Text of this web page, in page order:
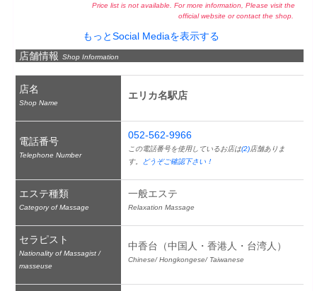
Price list is not available. For more information, Please visit the
official website or contact the shop.
もっとSocial Mediaを表示する
店舗情報 Shop Information
店名
Shop Name
エリカ名駅店
電話番号
Telephone Number
052-562-9966
この電話番号を使用しているお店は(2)店舗ありま
す。
どうぞご確認下さい！
エステ種類
Category of Massage
一般エステ
Relaxation Massage
セラピスト
Nationality of Massagist /
masseuse
中香台（中国人・香港人・台湾人）
Chinese/ Hongkongese/ Taiwanese